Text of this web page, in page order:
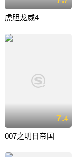
虎胆龙威4
7.4
007之明日帝国